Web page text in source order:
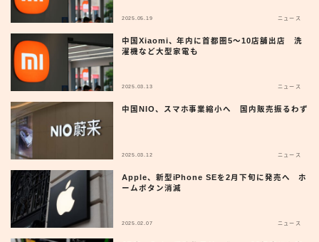
2025.05.19 ニュース
中国Xiaomi、年内に首都圏5〜10店舗出店 洗
濯機など大型家電も
2025.03.13 ニュース
中国NIO、スマホ事業縮小へ 国内販売振るわず
2025.03.12 ニュース
Apple、新型iPhone SEを2月下旬に発売へ ホ
ームボタン消滅
2025.02.07 ニュース